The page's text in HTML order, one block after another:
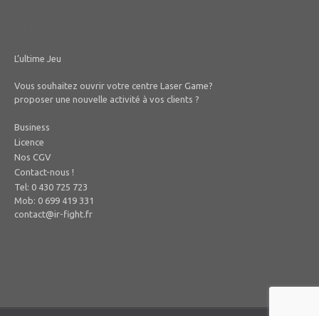
L’ultime Jeu
Vous souhaitez ouvrir votre centre Laser Game?
proposer une nouvelle activité à vos clients ?
Business
Licence
Nos CGV
Contact-nous !
Tel: 0 430 725 723
Mob: 0 699 419 331
contact@ir-fight.fr